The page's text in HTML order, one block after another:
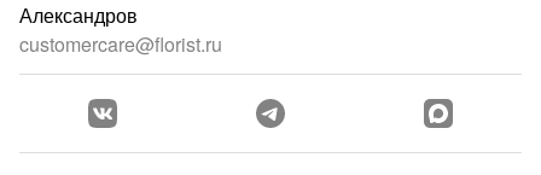
Александров
customercare@florist.ru